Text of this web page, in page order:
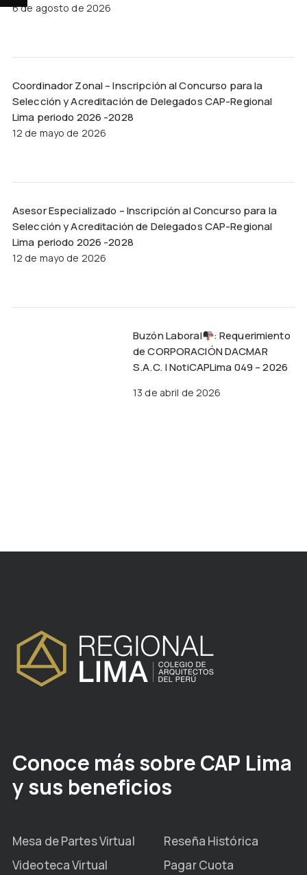
6 de agosto de 2026
Coordinador Zonal – Inscripción al Concurso para la
Selección y Acreditación de Delegados CAP-Regional
Lima periodo 2026 -2028
12 de mayo de 2026
Asesor Especializado – Inscripción al Concurso para la
Selección y Acreditación de Delegados CAP-Regional
Lima periodo 2026 -2028
12 de mayo de 2026
Buzón Laboral
: Requerimiento
de CORPORACIÓN DACMAR
S.A.C. | NotiCAPLima 049 – 2026
13 de abril de 2026
Conoce más sobre CAP Lima
y sus beneficios
Mesa de Partes Virtual
Reseña Histórica
Videoteca Virtual
Pagar Cuota